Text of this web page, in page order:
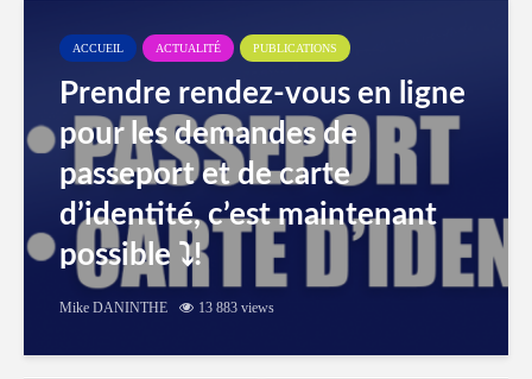
ACCUEIL ACTUALITÉ PUBLICATIONS
Prendre rendez-vous en ligne
pour les demandes de
passeport et de carte
d’identité, c’est maintenant
possible ⤵️!
Mike DANINTHE 13 883 views